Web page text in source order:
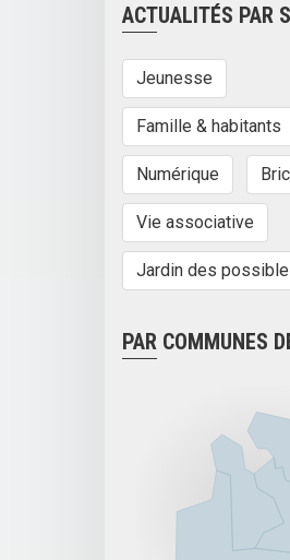
ACTUALITÉS PAR
Jeunesse
Famille & habitants
Numérique
Vie associative
Jardin des
PAR COMMUNES